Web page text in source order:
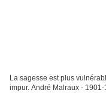
La sagesse est plus
impur. André Malraux -